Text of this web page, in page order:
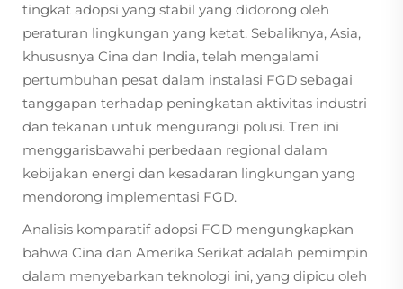
tingkat adopsi yang stabil yang didorong oleh
peraturan lingkungan yang ketat. Sebaliknya, Asia,
khususnya Cina dan India, telah mengalami
pertumbuhan pesat dalam instalasi FGD sebagai
tanggapan terhadap peningkatan aktivitas industri
dan tekanan untuk mengurangi polusi. Tren ini
menggarisbawahi perbedaan regional dalam
kebijakan energi dan kesadaran lingkungan yang
mendorong implementasi FGD.
Analisis komparatif adopsi FGD mengungkapkan
bahwa Cina dan Amerika Serikat adalah pemimpin
dalam menyebarkan teknologi ini, yang dipicu oleh